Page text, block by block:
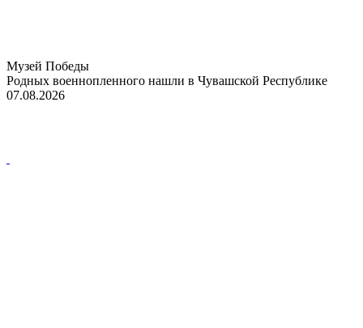
Музей Победы
Родных военнопленного нашли в Чувашской Республике
07.08.2026